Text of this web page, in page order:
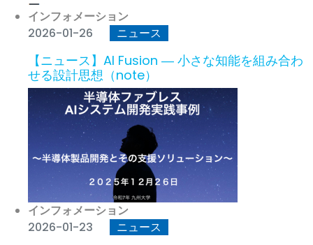
インフォメーション
2026-01-26
ニュース
【ニュース】AI Fusion ― 小さな知能を組み合わ
せる設計思想（note）
インフォメーション
2026-01-23
ニュース